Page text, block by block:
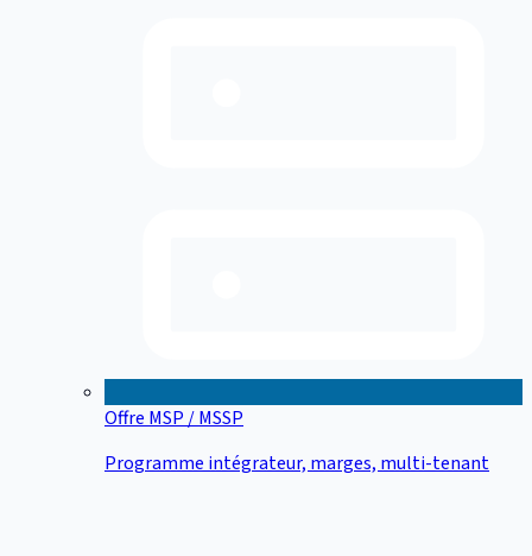
Offre MSP / MSSP
Programme intégrateur, marges, multi-tenant